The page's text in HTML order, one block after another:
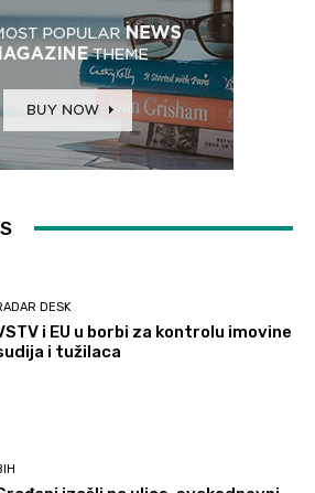
DESK
i EU u borbi za kontrolu imovine
i tužilaca